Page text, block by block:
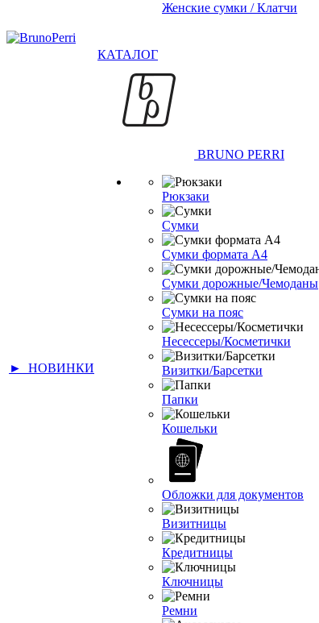
Женские сумки / Клатчи
► НОВИНКИ
КАТАЛОГ
BRUNO PERRI
Рюкзаки
Сумки
Сумки формата А4
Сумки дорожные/Чемоданы
Сумки на пояс
Несессеры/Косметички
Визитки/Барсетки
Папки
Кошельки
Обложки для документов
Визитницы
Кредитницы
Ключницы
Ремни